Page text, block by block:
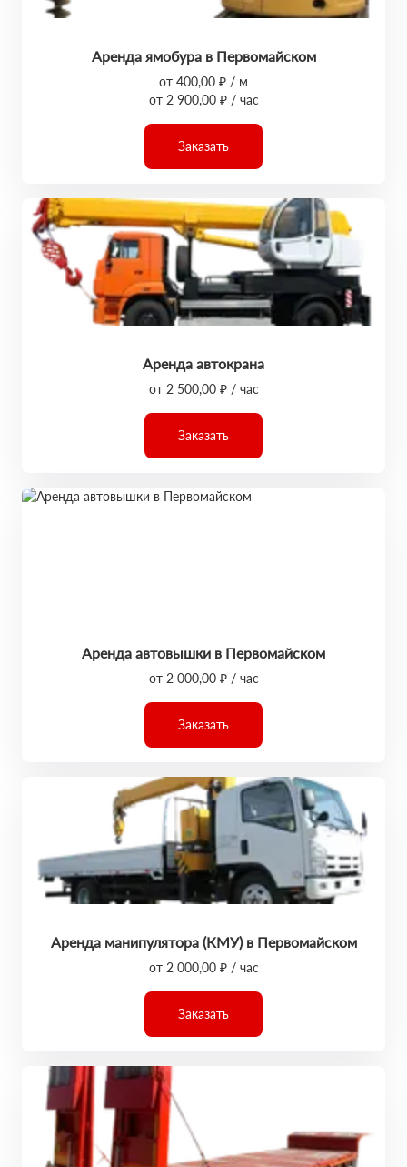
Аренда ямобура в Первомайском
от 400,00 ₽ / м
от 2 900,00 ₽ / час
Заказать
Аренда автокрана
от 2 500,00 ₽ / час
Заказать
Аренда автовышки в Первомайском
от 2 000,00 ₽ / час
Заказать
Аренда манипулятора (КМУ) в Первомайском
от 2 000,00 ₽ / час
Заказать